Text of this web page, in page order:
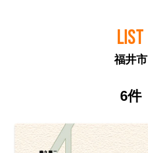
LIST
福井市
6件